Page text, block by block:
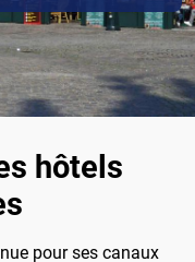
hôtels
pour ses canaux